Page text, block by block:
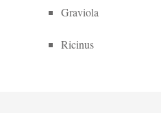
Graviola
Ricinus